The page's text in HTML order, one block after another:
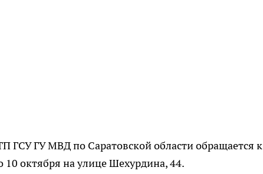
ГСУ ГУ МВД по Саратовской области обращается к
октября на улице Шехурдина, 44.